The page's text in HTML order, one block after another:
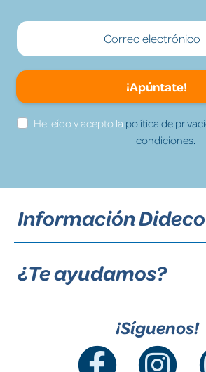
¡Apúntate!
He leído y acepto la política de
condiciones.
Información Dideco
¿Te ayudamos?
¡Síguenos!